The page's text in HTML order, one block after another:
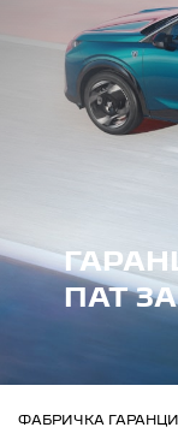
ПАТ
НА
ФАБРИЧКА